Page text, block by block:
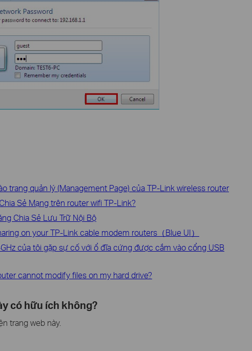
trang quản lý (Management Page) của TP-Link wireless router
Sẻ Mạng trên router wifi TP-Link?
Chia Sẻ Lưu Trữ Nội Bộ
on your TP-Link cable modem routers（Blue UI）
của tôi gặp sự cố với ổ đĩa cứng được cắm vào cổng USB
cannot modify files on my hard drive?
có hữu ích không?
trang web này.